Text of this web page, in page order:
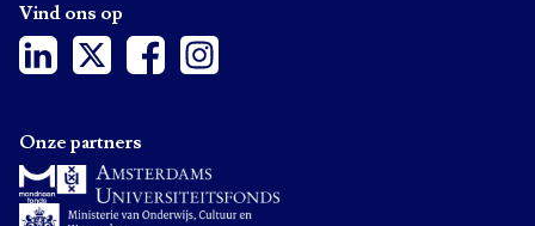
Vind ons op
Onze partners